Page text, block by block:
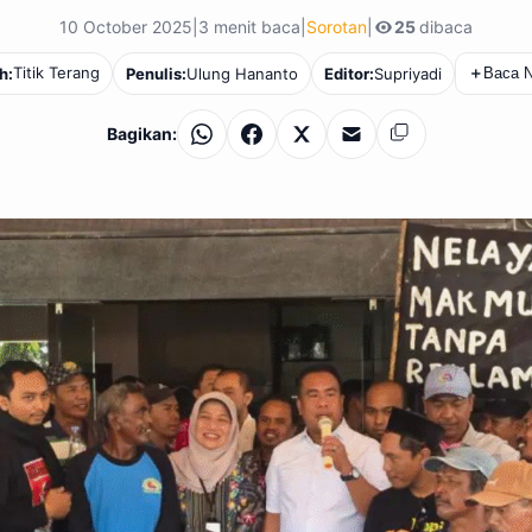
10 October 2025 3 menit baca Sorotan| 25 dibaca
Titik Terang Penulis:Ulung Hananto Editor:Supriyadi ＋ Baca
Bagikan: WhatsAppFacebook
X EmailSalin